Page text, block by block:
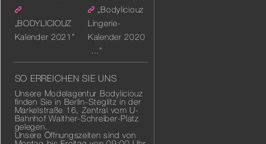
„BODYLICIOUZ
Kalender 2021”
„Bodyliciouz
Lingerie-
Kalender 2020
…”
SO ERREICHEN SIE UNS
Unsere Modelagentur Bodyliciouz
finden Sie in Berlin-Steglitz in der
Markelstraße 16, Zentral vom U-
Bahnhof Walther-Schreiber-Platz
gelegen.
Unsere Öffnungszeiten sind von